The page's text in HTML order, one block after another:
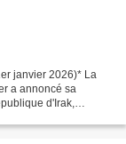
janvier 2026)* La
a annoncé sa
d'Irak,